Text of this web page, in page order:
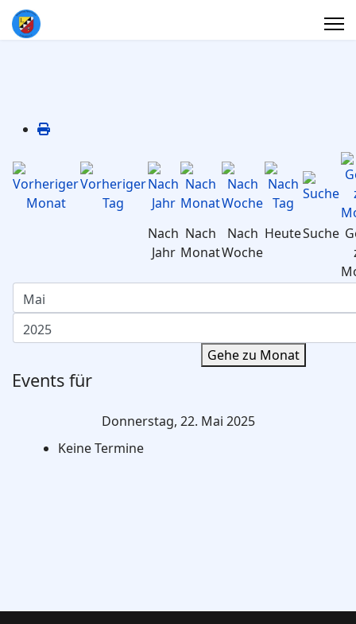
Nach
Jahr
Nach
Monat
Nach
Woche
HeuteSuche
Gehe zu Monat
Events für
Donnerstag, 22. Mai 2025
Keine Termine